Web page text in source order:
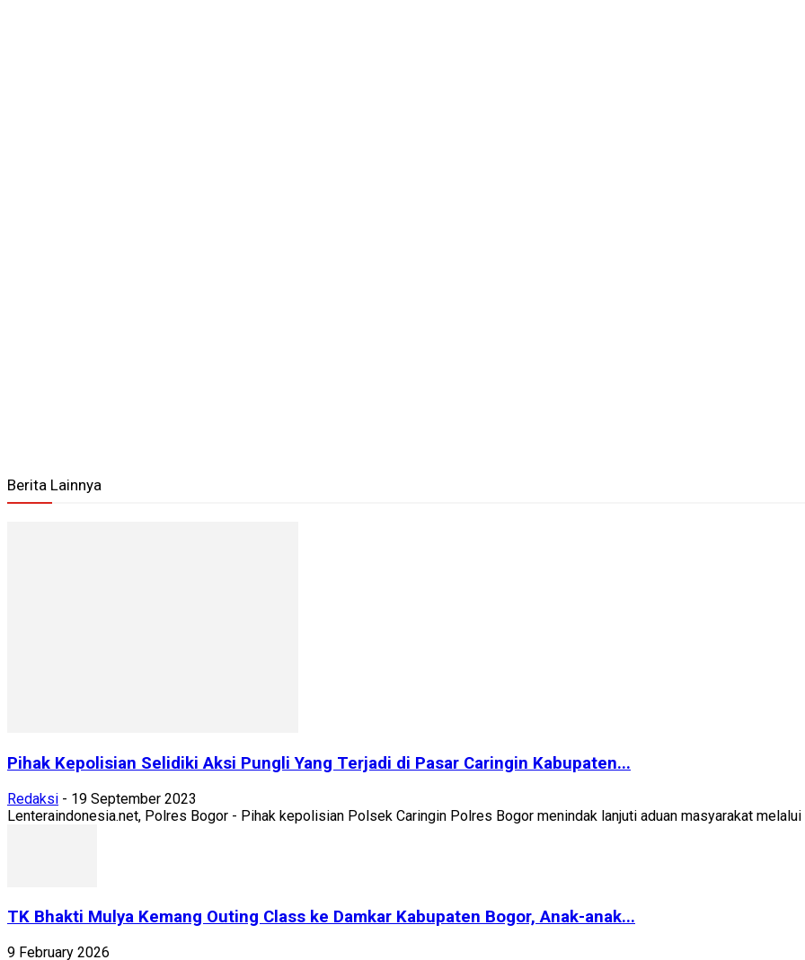
Berita Lainnya
Pihak Kepolisian Selidiki Aksi Pungli Yang Terjadi di Pasar Caringin Kabupaten...
Redaksi - 19 September 2023
Lenteraindonesia.net, Polres Bogor - Pihak kepolisian Polsek Caringin Polres Bogor menindak lanjuti aduan masyarakat melalui
TK Bhakti Mulya Kemang Outing Class ke Damkar Kabupaten Bogor, Anak-anak...
9 February 2026